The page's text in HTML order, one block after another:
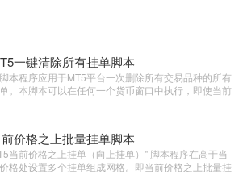
一键清除所有挂单脚本
本程序应用于MT5平台一次删除所有交易品种的所有
。本脚本可以在任何一个货币窗口中执行，即使当前
价格之上批量挂单脚本
当前价格之上挂单（向上挂单）" 脚本程序在高于当
格处设置多个挂单组成网格。即当前价格之上批量挂